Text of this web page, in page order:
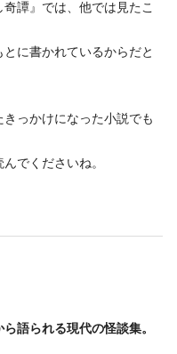
譚』では、他では見たこ
に書かれているからだと
っかけになった小説でも
でくださいね。
語られる現代の怪談集。